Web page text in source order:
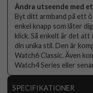
Ändra utseende med
Byt ditt armband på ett
enkel knapp som låter
klick. Så enkelt är det
din unika stil. Den är
Watch6 Classic. Även
Watch4 Series eller
SPECIFIKATIONER